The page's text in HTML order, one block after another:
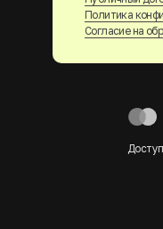
Политика
Согласие на